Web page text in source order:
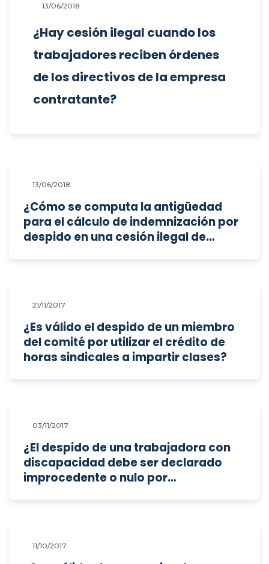
13/06/2018
¿Hay cesión ilegal cuando los
trabajadores reciben órdenes
de los directivos de la empresa
contratante?
13/06/2018
¿Cómo se computa la antigüedad
para el cálculo de indemnización por
despido en una cesión ilegal de
21/11/2017
¿Es válido el despido de un miembro
del comité por utilizar el crédito de
horas sindicales a impartir clases?
03/11/2017
¿El despido de una trabajadora con
discapacidad debe ser declarado
improcedente o nulo por
11/10/2017